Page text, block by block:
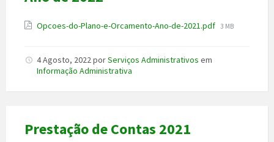
Anexo
Opcoes-do-Plano-e-Orcamento-Ano-de-2021.pdf File
3 MB
4 Agosto, 2022porServiços Administrativos em
Informação Administrativa
Prestação de Contas 2021